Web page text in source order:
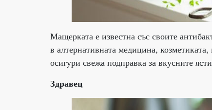
Мащерката е известна със своите
в алтернативната медицина,
осигури свежа подправка за вкусните
Здравец